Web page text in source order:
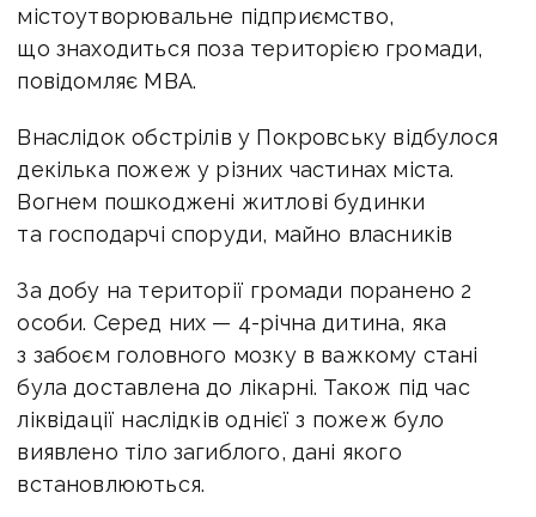
містоутворювальне підприємство,
що знаходиться поза територією громади,
повідомляє МВА.
Внаслідок обстрілів у Покровську відбулося
декілька пожеж у різних частинах міста.
Вогнем пошкоджені житлові будинки
та господарчі споруди, майно власників
За добу на території громади поранено 2
особи. Серед них — 4-річна дитина, яка
з забоєм головного мозку в важкому стані
була доставлена до лікарні. Також під час
ліквідації наслідків однієї з пожеж було
виявлено тіло загиблого, дані якого
встановлюються.